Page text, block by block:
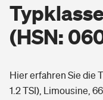
Wohnen
Freizeit
(HSN:
Hier erfahren Sie die
1.2 TSI), Limousine,